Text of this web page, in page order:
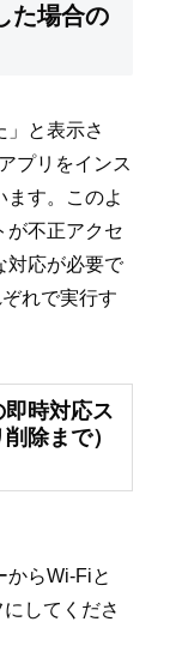
た場合の
」と表示さ
プリをインス
ます。このよ
が不正アクセ
対応が必要で
れで実行す
時対応ス
除まで）
からWi-Fiと
してくださ